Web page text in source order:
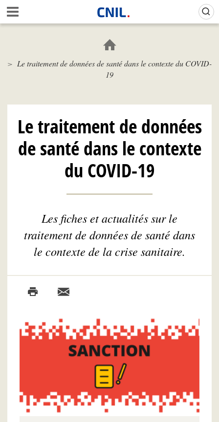
Aller
au
contenu
c
i
N
L
Le traitement de données de santé dans le contexte du COVID-
19
Le traitement de données
de santé dans le contexte
du COVID-19
Les fiches et actualités sur le
traitement de données de santé dans
le contexte de la crise sanitaire.
Gestion de vos préférences sur les cookies (témoins de connexion)